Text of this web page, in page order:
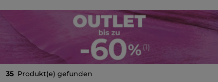
35 Produkt(e) gefunden